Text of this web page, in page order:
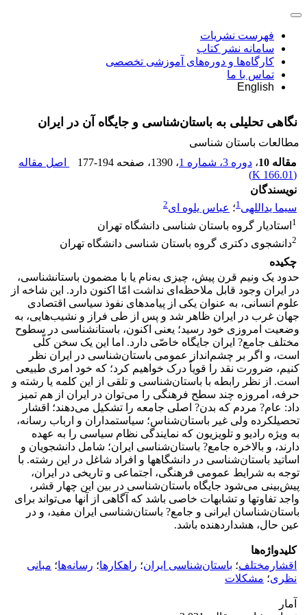
فهرست نشریات
سامانه نشر کتاب
کارگاه‌ها و دوره‌های آموزشی تخصصی
تماس با ما
English
نگاهی تحلیلی به باستان‌شناسی و جایگاه آن در ایران
مطالعات باستان شناسی
مقاله 10
، دوره 3، شماره 1 ، 1390 ، صفحه 177-194
اصل مقاله
(
166.01 K
)
نویسندگان
سیما یداللهی1؛ عباس یلوه ای2
1 استادیار گروه باستان شناسی دانشگاه تهران
2دانشجوی دکتری گروه باستان شناسی دانشگاه تهران
چکیده
حدود یک ونیم قرن پیش، چیزی به‌نام یا با مضمون باستانشناسی،
در ایران وجود قابل ملاحظه‌ای نداشت امّا اکنون دارد. این شاخه از
علوم انسانی، به عنوان یکی از پیامدهای نفوذ سیاسی اقتصادی
جهان غرب در ایران ظاهر شد و پس از طی فراز و نشیب‌هایی، به
وضعیت امروزی خود رسید؛ یعنی اکنون، باستانشناسی در سطوح
مختلف جامع? ایران جایگاه خاصّی دارد. اما این یک سخن کلّی
است، و اگر بر چشم‌انداز عمومی باستان‌شناسی در ایران نظر
کنیم، ضرورت نقد را قویاً درک خواهیم کرد؛ که خود امری طبیعی
است. از نظر رابطه با باستان‌شناسی و تلقی از این کلمه یا رشته و
حرفه، امروزه چند سطح فرهنگی را می‌توان در ایران از هم تمیز
داد: عام? مردم که بدن? اصلی جامعه را تشکیل می‌دهند؛ اقشار
تحصیلکرده ولی غیر باستان‌شناس؛ سیاستمداران و ارباب رسانه،
به ویژه رادیو و تلویزیون که نمایندگی نظام سیاسی را به عهده
دارند، و بالاخره جامع? باستان‌شناسی ایران؛ شامل دانشجویان و
اساتید باستان‌شناسی در دانشگاهها و افراد شاغل در این رشته. با
توجه به شرایط عمومی فرهنگی، اجتماعی و تاریخی در ایران،
پیش‌بینی می‌شود جایگاه باستان‌شناسی در بین این چهار قشر،
واجد تفاوتها و تشابهات خاصی باشد که آگاهی از آنها می‌تواند برای
باستان‌شناسان ایرانی و جامع? باستان‌شناسی ایران مفید، و در
عین حال، هشداردهنده باشد.
کلیدواژه‌ها
اقشارمختلف؛ باستان‌شناسی ایران؛ راهکارها؛ رسانه‌ها؛ مبانی
نظری؛ مشکلات
آمار